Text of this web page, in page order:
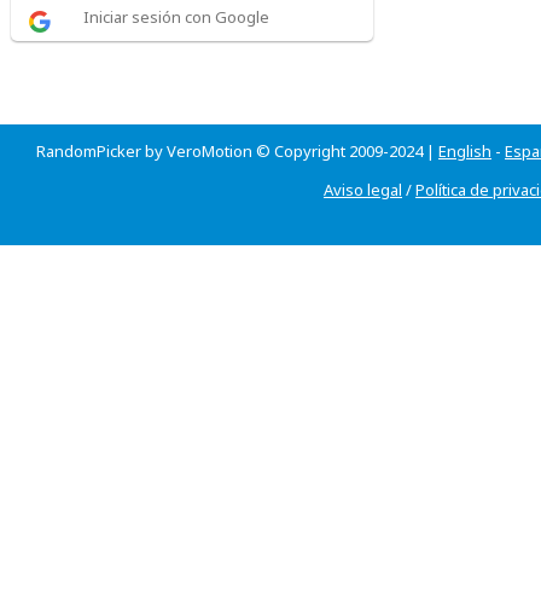
Iniciar sesión con Google
RandomPicker by VeroMotion © Copyright 2009-2024 | English -
Aviso legal /Política de